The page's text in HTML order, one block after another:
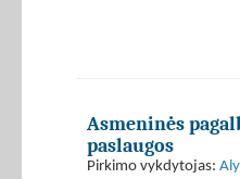
Asmeninės
paslaugos
Pirkimo vykdytojas: